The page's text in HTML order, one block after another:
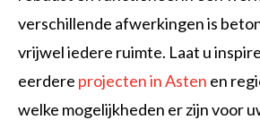
verschillende afwerkingen is
vrijwel iedere ruimte. Laat u
eerdere projecten in Asten en
welke mogelijkheden er zijn voor